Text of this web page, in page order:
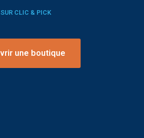
CLIC & PICK
une boutique